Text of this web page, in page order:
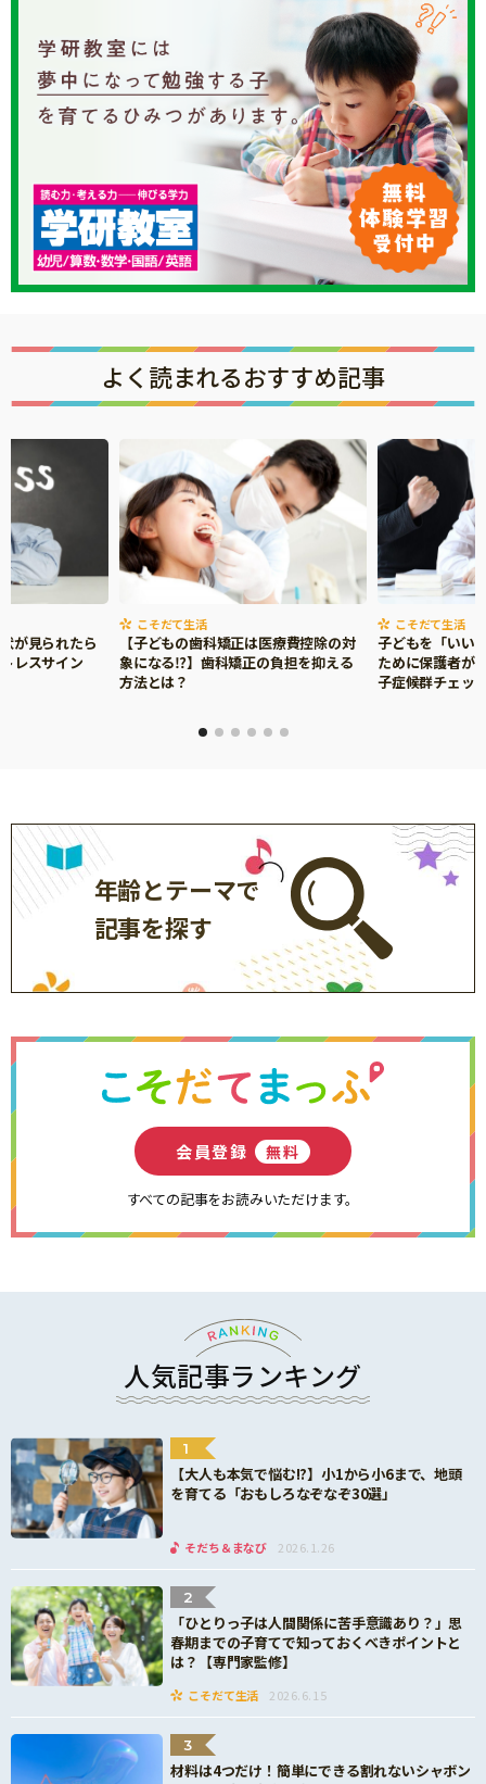
よく読まれるおすすめ記事
が見られたら
レスサイン
こそだて生活
【子どもの歯科矯正は医療費控除の対
象になる⁉】歯科矯正の負担を抑える
方法とは？
こそだて生活
子どもを「いい
ために保護者が
子症候群チェッ
年齢とテーマで
記事を探す
会員登録 無料
すべての記事をお読みいただけます。
人気記事ランキング
1
【大人も本気で悩む!?】小1から小6まで、地頭
を育てる「おもしろなぞなぞ30選」
そだち＆まなび 2026.1.26
2
「ひとりっ子は人間関係に苦手意識あり？」思
春期までの子育てで知っておくべきポイントと
は？【専門家監修】
こそだて生活 2026.6.15
3
材料は4つだけ！簡単にできる割れないシャボン